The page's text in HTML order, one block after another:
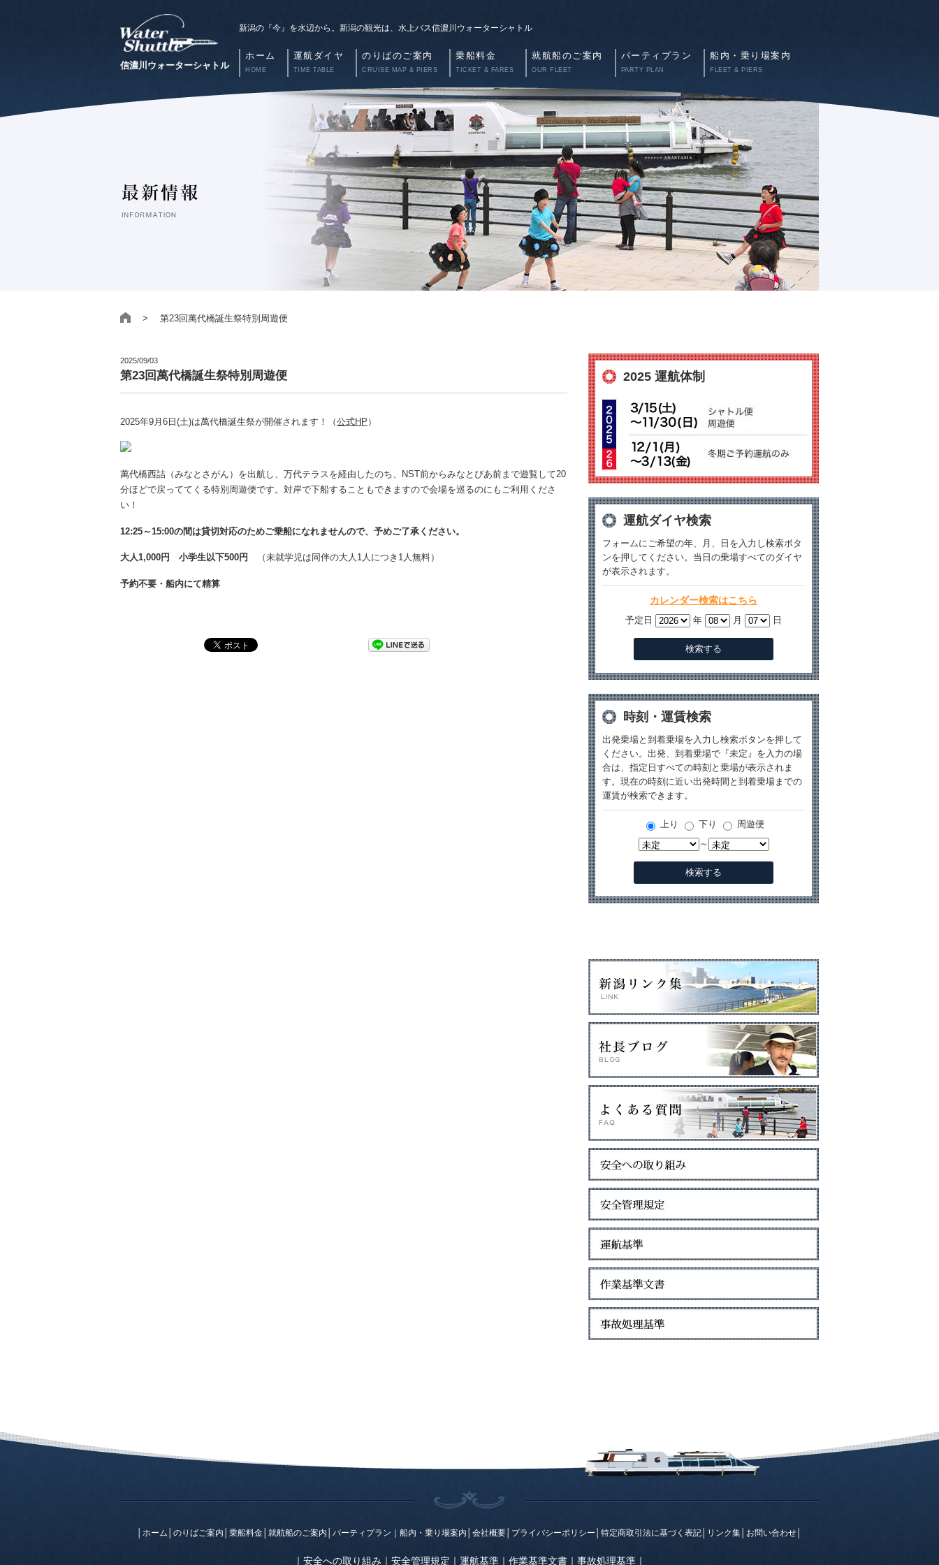
信濃川ウォーターシャトル
新潟の『今』を水辺から。新潟の観光は、水上バス信濃川ウォーターシャトル
ホーム
HOME
運航ダイヤ
TIME TABLE
のりばのご案内
CRUISE MAP & PIERS
乗船料金
TICKET & FARES
就航船のご案内
OUR FLEET
パーティプラン
PARTY PLAN
船内・乗り場案内
FLEET & PIERS
> 第23回萬代橋誕生祭特別周遊便
2025/09/03
第23回萬代橋誕生祭特別周遊便
2025年9月6日(土)は萬代橋誕生祭が開催されます！（公式HP ）
萬代橋西詰（みなとさがん）を出航し、万代テラスを経由したのち、NST前からみなとぴあ前まで遊覧して20
分ほどで戻っててくる特別周遊便です。対岸で下船することもできますので会場を巡るのにもご利用くださ
い！
12:25～15:00の間は貸切対応のためご乗船になれませんので、予めご了承ください。
大人1,000円 小学生以下500円 （未就学児は同伴の大人1人につき1人無料）
予約不要・船内にて精算
2025 運航体制
運航ダイヤ検索
フォームにご希望の年、月、日を入力し検索ボタ
ンを押してください。当日の乗場すべてのダイヤ
が表示されます。
カレンダー検索はこちら
予定日 年 月 日
時刻・運賃検索
出発乗場と到着乗場を入力し検索ボタンを押して
ください。出発、到着乗場で『未定』を入力の場
合は、指定日すべての時刻と乗場が表示されま
す。現在の時刻に近い出発時間と到着乗場までの
運賃が検索できます。
上り 下り
周遊便
～
ホーム のりばご案内 乗船料金 就航船のご案内 パーティプラン 船内・乗り場案内 会社概要 プライバシーポリシー 特定商取引法に基づく表記 リンク集 お問い合わせ
｜ 安全への取り組み ｜ 安全管理規定 ｜ 運航基準 ｜ 作業基準文書 ｜ 事故処理基準 ｜